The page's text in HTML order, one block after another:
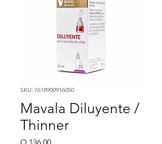
SKU: 7618900916050
Mavala Diluyente /
Thinner
Q 136.00Precio